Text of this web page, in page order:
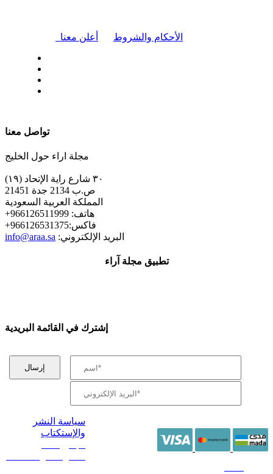
أعلن معنا الأحكام والشروط
تواصل معنا
مجلة اراء حول الخليج
٣٠ شارع راية الإتحاد (١٩)
ص.ب 2134 جدة 21451
المملكة العربية السعودية
+هاتف: 966126511999
+فاكس:966126531375
info@araa.sa :البريد الإلكتروني
تطبيق مجلة آراء
إشترك في القائمة البريدية
سياسة النشر
والإستكتاب